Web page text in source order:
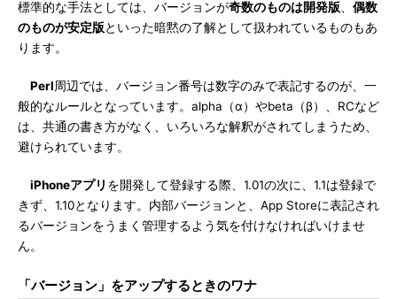
標準的な手法としては、バージョンが奇数のものは開発版
偶数
のものが安定版といった暗黙の了解として扱われているものもあ
ります。
Perl周辺では、バージョン番号は数字のみで表記するのが、一
般的なルールとなっています。alpha（α）やbeta（β）、RCなど
は、共通の書き方がなく、いろいろな解釈がされてしまうため、
避けられています。
iPhoneアプリ を開発して登録する際、1.01の次に、1.1は登録で
きず、1.10となります。内部バージョンと、App Storeに表記され
るバージョンをうまく管理するよう気を付けなければいけませ
ん。
「バージョン」をアップするときのワナ